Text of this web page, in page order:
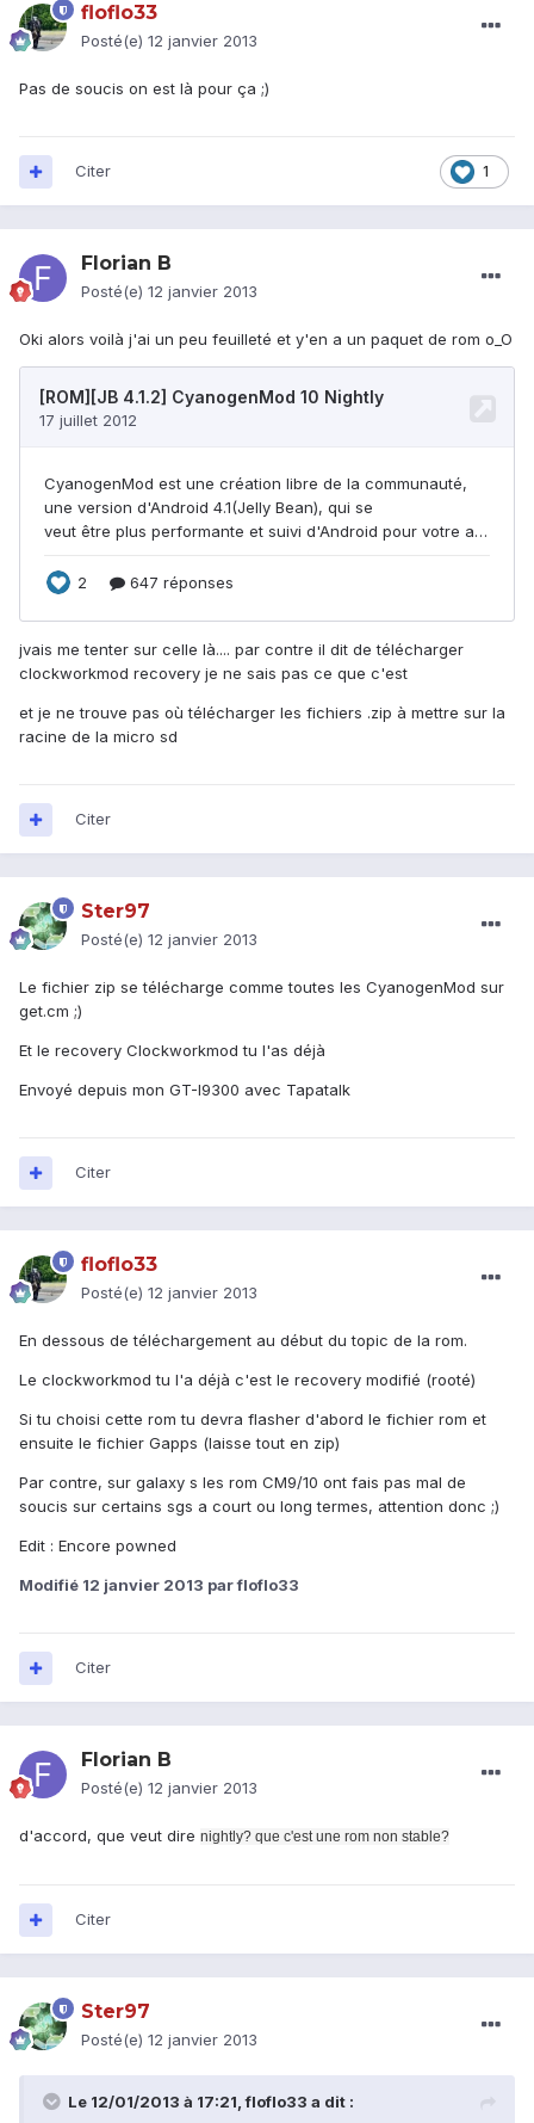
floflo33
Posté(e) 12 janvier 2013
Pas de soucis on est là pour ça ;)
1
Citer
Florian B
Posté(e) 12 janvier 2013
Oki alors voilà j'ai un peu feuilleté et y'en a un paquet de rom o_O
jvais me tenter sur celle là.... par contre il dit de télécharger
clockworkmod recovery je ne sais pas ce que c'est
et je ne trouve pas où télécharger les fichiers .zip à mettre sur la
racine de la micro sd
Citer
Ster97
Posté(e) 12 janvier 2013
Le fichier zip se télécharge comme toutes les CyanogenMod sur
get.cm ;)
Et le recovery Clockworkmod tu l'as déjà
Envoyé depuis mon GT-I9300 avec Tapatalk
Citer
floflo33
Posté(e) 12 janvier 2013
En dessous de téléchargement au début du topic de la rom.
Le clockworkmod tu l'a déjà c'est le recovery modifié (rooté)
Si tu choisi cette rom tu devra flasher d'abord le fichier rom et
ensuite le fichier Gapps (laisse tout en zip)
Par contre, sur galaxy s les rom CM9/10 ont fais pas mal de
soucis sur certains sgs a court ou long termes, attention donc ;)
Edit : Encore powned
Modifié 12 janvier 2013 par floflo33
Citer
Florian B
Posté(e) 12 janvier 2013
d'accord, que veut dire nightly? que c'est une rom non stable?
Citer
Ster97
Posté(e) 12 janvier 2013
Le 12/01/2013 à 17:21, floflo33 a dit :